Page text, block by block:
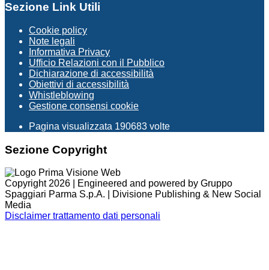
Sezione Link Utili
Cookie policy
Note legali
Informativa Privacy
Ufficio Relazioni con il Pubblico
Dichiarazione di accessibilità
Obiettivi di accessibilità
Whistleblowing
Gestione consensi cookie
Pagina visualizzata 190683 volte
Sezione Copyright
Copyright 2026 | Engineered and powered by Gruppo
Spaggiari Parma S.p.A. | Divisione Publishing & New Social
Media
Disclaimer trattamento dati personali